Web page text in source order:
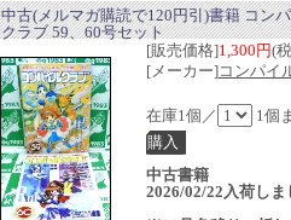
中古(メルマガ購読で120円引)書籍 コン
クラブ 59、60号セット
[販売価格]1,300円(
[メーカー]コンパイ
在庫1個／ 1個
中古書籍
2026/02/22入荷しま